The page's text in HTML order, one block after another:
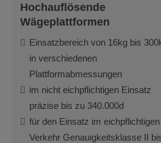
Hochauflösende
Wägeplattformen
Einsatzbereich von 16kg bis
in verschiedenen
Plattformabmessungen
im nicht eichpflichtigen Einsatz
präzise bis zu 340.000d
für den Einsatz im eichpflichtigen
Verkehr Genauigkeitsklasse II